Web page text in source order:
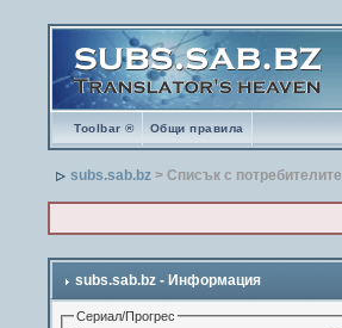
Toolbar ® Общи правила
subs.sab.bz > Списък с потребителите
subs.sab.bz - Информация
Сериал/Прогрес